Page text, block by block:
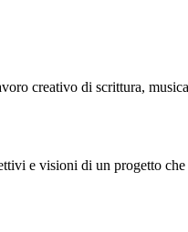
creativo di scrittura,
e visioni di un progetto